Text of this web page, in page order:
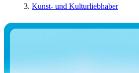
Kunst- und Kulturliebhaber